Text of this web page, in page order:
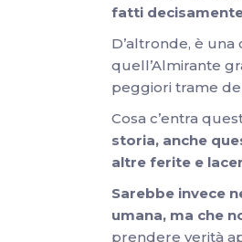
fatti
D’altronde, è
quell’Almirante
peggiori trame
Cosa c’entra
storia, anche
altre ferite e
Sarebbe invece
umana, ma che
prendere verità